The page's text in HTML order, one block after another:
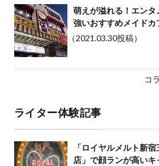
萌えが溢れる！エンタ
強いおすすめメイドカ
（2021.03.30投稿）
コ
ライター体験記事
「ロイヤルメルト新宿
店」で顔ランが高いキ